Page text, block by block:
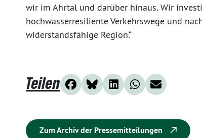
wir im Ahrtal und darüber hinaus. Wir
hochwasserresiliente Verkehrswege und
widerstandsfähige Region.“
Teilen
Zum Archiv der Pressemitteilungen